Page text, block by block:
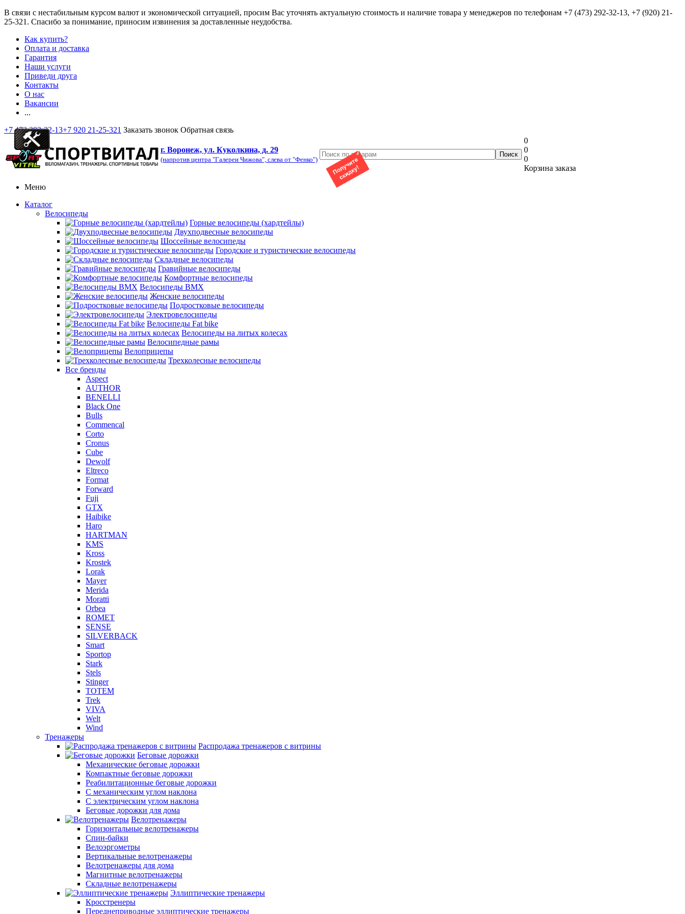
В связи с нестабильным курсом валют и экономической ситуацией, просим Вас уточнять актуальную стоимость и наличие товара у менеджеров по телефонам +7 (473) 292-32-13, +7 (920) 21-
25-321 . Спасибо за понимание, приносим извинения за доставленные неудобства.
Как купить?
Оплата и доставка
Гарантия
Наши услуги
Приведи друга
Контакты
О нас
Вакансии
...
+7 473 292-32-13+7 920 21-25-321 Заказать звонок Обратная связь
г. Воронеж, ул. Куколкина, д. 29
(напротив центра "Галереи Чижова", слева от "Фенко")
0
0
0
Корзина заказа
Меню
Каталог
Велосипеды
Горные велосипеды (хардтейлы)
Двухподвесные велосипеды
Шоссейные велосипеды
Городские и туристические велосипеды
Складные велосипеды
Гравийные велосипеды
Комфортные велосипеды
Велосипеды BMX
Женские велосипеды
Подростковые велосипеды
Электровелосипеды
Велосипеды Fat bike
Велосипеды на литых колесах
Велосипедные рамы
Велоприцепы
Трехколесные велосипеды
Все бренды
Aspect
AUTHOR
BENELLI
Black One
Bulls
Commencal
Corto
Cronus
Cube
Dewolf
Eltreco
Format
Forward
Fuji
GTX
Haibike
Haro
HARTMAN
KMS
Kross
Krostek
Lorak
Mayer
Merida
Moratti
Orbea
ROMET
SENSE
SILVERBACK
Smart
Sportop
Stark
Stels
Stinger
TOTEM
Trek
VIVA
Welt
Wind
Тренажеры
Распродажа тренажеров с витрины
Беговые дорожки
Механические беговые дорожки
Компактные беговые дорожки
Реабилитационные беговые дорожки
С механическим углом наклона
С электрическим углом наклона
Беговые дорожки для дома
Велотренажеры
Горизонтальные велотренажеры
Спин-байки
Велоэргометры
Вертикальные велотренажеры
Велотренажеры для дома
Магнитные велотренажеры
Складные велотренажеры
Эллиптические тренажеры
Кросстренеры
Переднеприводные эллиптические тренажеры